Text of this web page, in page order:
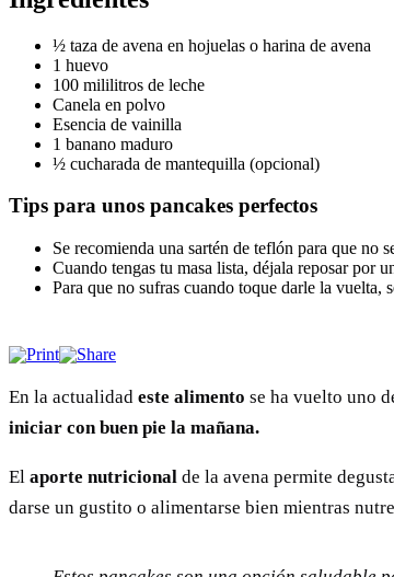
½ taza de avena en hojuelas o harina de avena
1 huevo
100 mililitros de leche
Canela en polvo
Esencia de vainilla
1 banano maduro
½ cucharada de mantequilla (opcional)
Tips para unos pancakes perfectos
Se recomienda una sartén de teflón para que no
Cuando tengas tu masa lista, déjala reposar por
Para que no sufras cuando toque darle la vuelta,
En la actualidad este alimento se ha vuelto uno
iniciar con buen pie la mañana.
El aporte nutricional de la avena permite
darse un gustito o alimentarse bien mientras